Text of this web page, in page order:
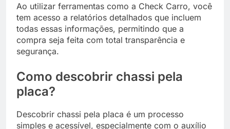
Ao utilizar ferramentas como a Check Carro, você
tem acesso a relatórios detalhados que incluem
todas essas informações, permitindo que a
compra seja feita com total transparência e
segurança.
Como descobrir chassi pela
placa?
Descobrir chassi pela placa é um processo
simples e acessível, especialmente com o auxílio